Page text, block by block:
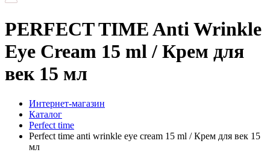
PERFECT TIME Anti Wrinkle
Eye Cream 15 ml / Крем для
век 15 мл
Интернет-магазин
Каталог
Perfect time
Perfect time anti wrinkle eye cream 15 ml / Крем для век 15
мл